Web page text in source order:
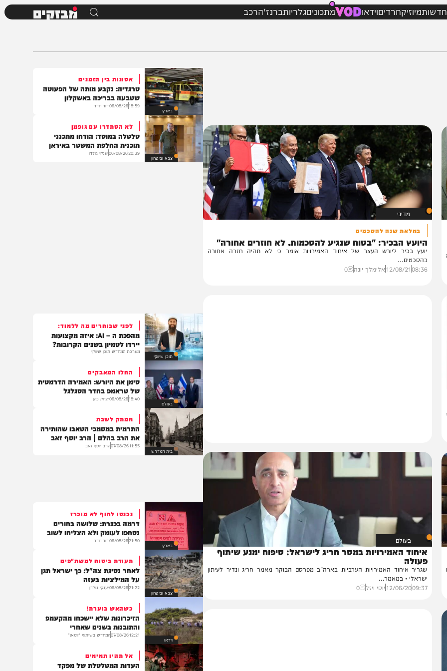
מיוזיקחרדיםוידאוVODמתכוניםגלריותברנז'הרכב
מבזקים
מדיני
במלאת שנה להסכמים
הבכיר: "בטוח שנגיע להסכמות, לא חוזרים אחורה"
יועץ בכיר ליורש העצר של איחוד האמירויות אומר כי לא תהיה חזרה אחורה
בהסכמים...
בעולם
איחוד האמירויות במסר חריג לישראל: סיפוח ימנע שיתוף
פעולה
• במאמר...
09:37
בארץ
אסונות בין הזמנים
טרגדיה: נקבע מותה של הפעוטה
שטבעה בבריכה באשקלון
06/08/26 דוד חדד
לא הסתדרו עם גופמן
טלטלה במוסד: הודחו מתכנני
תוכנית החלפת המשטר באיראן
20:39
תוכן שיווקי
לפני שבוחרים מה ללמוד:
מהפכת ה – AI: איזה מקצועות
יירדו לטמיון בשנים הקרובות?
מערכת המחדש תוכן שיווקי
בעולם
החלו המאבקים
סימן את היורש: האמירה הדרמטית
של טראמפ בחדר הסגלגל
18:40
06/08/26 יצחק כהן
ממתק לשבת
התרמית במסמכי הטאבו שהותירה
בארץ
נכנסו לחוף לא מוכרז
דרמה בכנרת: שלושה בחורים
נסחפו לעומק ולא הצליחו לשוב
21:50
06/08/26דוד חדד
צבא וביטחון
תעודת ביטוח למשת"פים
לאחר נסיגת צה"ל: כך ישראל תגן
על המילציות בעזה
21:22
06/08/26יענקי גולדן
הזיכרונות שלא יישכחו מהקעמפ
והתובנות בשנים שאחרי